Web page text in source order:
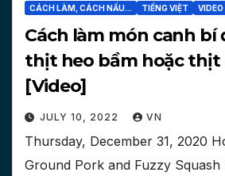
CÁCH LÀM, CÁCH NẤU... TIẾNG VIỆT VIDEO
Cách làm món canh bí
thịt heo bầm hoặc thịt
[Video]
JULY 10, 2022 VN
Thursday, December 31, 2020
Ground Pork and Fuzzy